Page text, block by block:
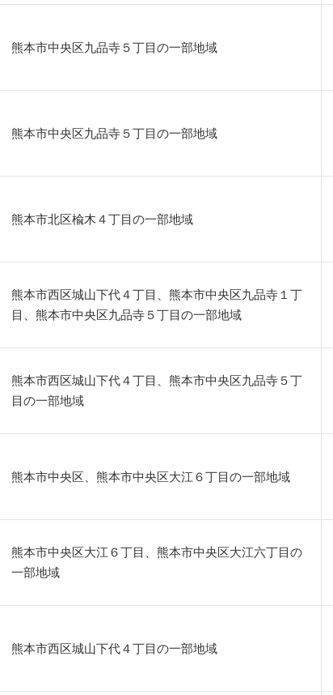
熊本市中央区九品寺５丁目の一部地域
熊本市中央区九品寺５丁目の一部地域
熊本市北区楡木４丁目の一部地域
熊本市西区城山下代４丁目、熊本市中央区九品寺１丁
目、熊本市中央区九品寺５丁目の一部地域
熊本市西区城山下代４丁目、熊本市中央区九品寺５丁
目の一部地域
熊本市中央区、熊本市中央区大江６丁目の一部地域
熊本市中央区大江６丁目、熊本市中央区大江六丁目の
一部地域
熊本市西区城山下代４丁目の一部地域